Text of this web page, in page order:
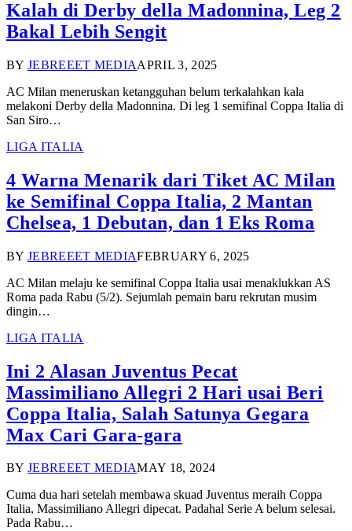
Kalah di Derby della Madonnina, Leg 2
Bakal Lebih Sengit
BY JEBREEET MEDIAAPRIL 3, 2025
AC Milan meneruskan ketangguhan belum terkalahkan kala
melakoni Derby della Madonnina. Di leg 1 semifinal Coppa Italia di
San Siro…
LIGA ITALIA
4 Warna Menarik dari Tiket AC Milan
ke Semifinal Coppa Italia, 2 Mantan
Chelsea, 1 Debutan, dan 1 Eks Roma
BY JEBREEET MEDIAFEBRUARY 6, 2025
AC Milan melaju ke semifinal Coppa Italia usai menaklukkan AS
Roma pada Rabu (5/2). Sejumlah pemain baru rekrutan musim
dingin…
LIGA ITALIA
Ini 2 Alasan Juventus Pecat
Massimiliano Allegri 2 Hari usai Beri
Coppa Italia, Salah Satunya Gegara
Max Cari Gara-gara
BY JEBREEET MEDIAMAY 18, 2024
Cuma dua hari setelah membawa skuad Juventus meraih Coppa
Italia, Massimiliano Allegri dipecat. Padahal Serie A belum selesai.
Pada Rabu…